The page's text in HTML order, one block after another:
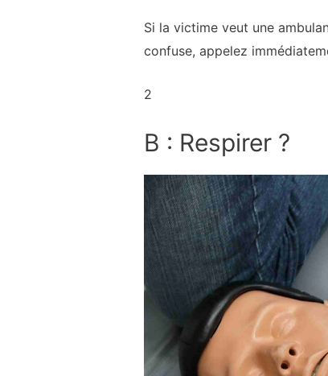
Si la victime veut une
confuse, appelez
2
B : Respirer ?